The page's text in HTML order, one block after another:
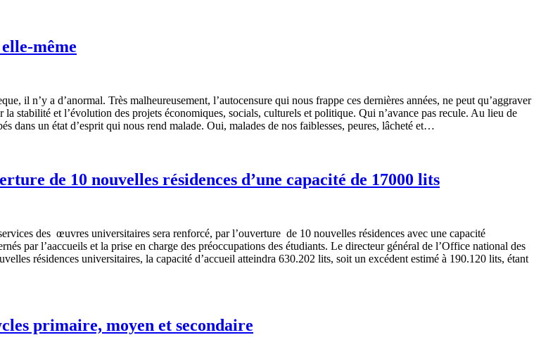
même
il n’y a d’anormal. Très malheureusement, l’autocensure qui nous frappe ces dernières années, ne peut qu’aggraver
stabilité et l’évolution des projets économiques, socials, culturels et politique. Qui n’avance pas recule. Au lieu de
dans un état d’esprit qui nous rend malade. Oui, malades de nos faiblesses, peures, lâcheté et…
de 10 nouvelles résidences d’une capacité de 17000 lits
des œuvres universitaires sera renforcé, par l’ouverture de 10 nouvelles résidences avec une capacité
par l’aaccueils et la prise en charge des préoccupations des étudiants. Le directeur général de l’Office national des
résidences universitaires, la capacité d’accueil atteindra 630.202 lits, soit un excédent estimé à 190.120 lits, étant
primaire, moyen et secondaire